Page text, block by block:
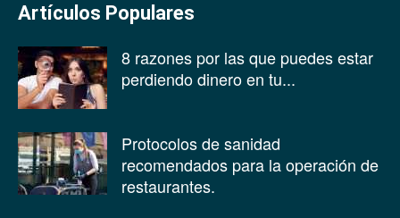
Artículos Populares
8 razones por las que puedes estar
perdiendo dinero en tu...
Protocolos de sanidad
recomendados para la operación de
restaurantes.